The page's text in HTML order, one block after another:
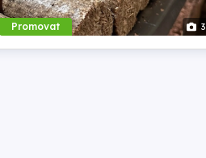
Promovat 3